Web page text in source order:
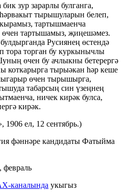
зур зарарлы булганга,
тырышуларын белеп,
тартышмаенча
тартышамыз, җиңешәмез.
Русиянең өстендә
тора торган бу куркынычлы
өчен бу ачлыкны бетерергә
коткарырга тырыәкан һәр кеше
өчен тырышырга,
табарсың син үзеңнең
ничек кирәк булса,
кирәк.
ел, 12 сентябрь.)
фәннәре кандидаты Фатыйма
февраль
каналында укыгыз